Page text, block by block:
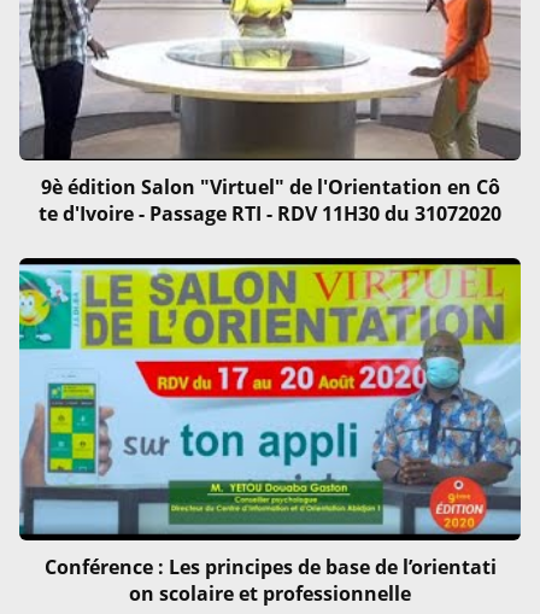
9è édition Salon "Virtuel" de l'Orientation en Cô
te d'Ivoire - Passage RTI - RDV 11H30 du 31072020
Conférence : Les principes de base de l’orientati
on scolaire et professionnelle